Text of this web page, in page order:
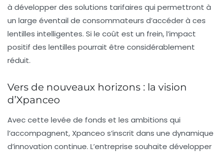
à développer des solutions tarifaires qui permettront à
un large éventail de consommateurs d’accéder à ces
lentilles intelligentes. Si le coût est un frein, l’impact
positif des lentilles pourrait être considérablement
réduit.
Vers de nouveaux horizons : la vision
d’Xpanceo
Avec cette levée de fonds et les ambitions qui
l’accompagnent, Xpanceo s’inscrit dans une dynamique
d’innovation continue. L’entreprise souhaite développer